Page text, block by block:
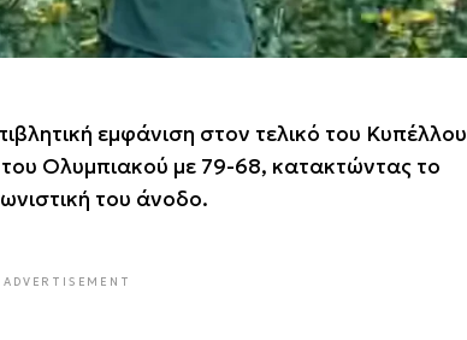
εμφάνιση στον τελικό του Κυπέλλου
Ολυμπιακού με 79-68, κατακτώντας το
του άνοδο.
ADVERTISEMENT